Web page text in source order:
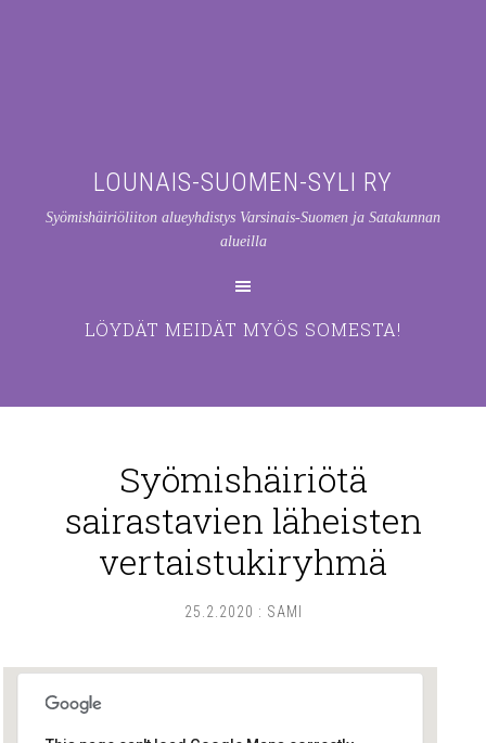
LOUNAIS-SUOMEN-SYLI RY
Syömishäiriöliiton alueyhdistys Varsinais-Suomen ja Satakunnan
alueilla
LÖYDÄT MEIDÄT MYÖS SOMESTA!
Syömishäiriötä
sairastavien läheisten
vertaistukiryhmä
25.2.2020 : SAMI